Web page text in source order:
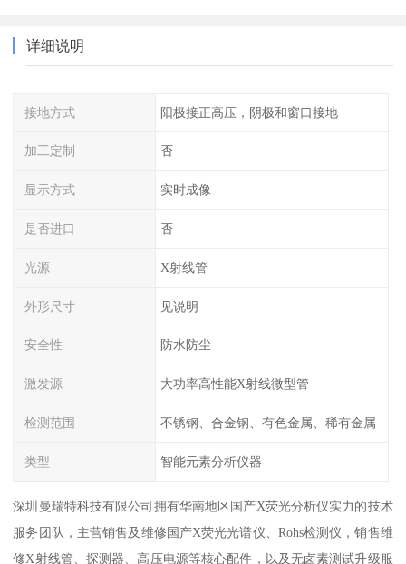
详细说明
接地方式 阳极接正高压，阴极和窗口接地
加工定制 否
显示方式 实时成像
是否进口 否
光源 X射线管
外形尺寸 见说明
安全性 防水防尘
激发源 大功率高性能X射线微型管
检测范围 不锈钢、合金钢、有色金属、稀有金属
类型 智能元素分析仪器
深圳曼瑞特科技有限公司拥有华南地区国产X荧光分析仪实力的技术
服务团队，主营销售及维修国产X荧光光谱仪、Rohs检测仪，销售维
修X射线管、探测器、高压电源等核心配件，以及无卤素测试升级服